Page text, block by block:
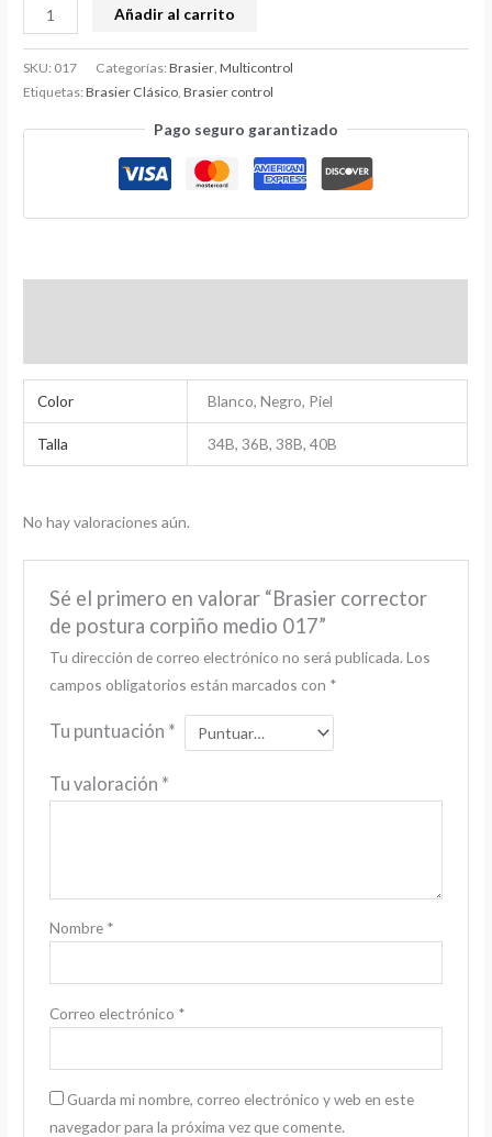
Añadir al carrito
SKU: 017 Categorías:Brasier,Multicontrol
Etiquetas:Brasier Clásico,Brasier control
Pago seguro garantizado
Color Blanco, Negro, Piel
Talla 34B, 36B, 38B, 40B
No hay valoraciones aún.
Sé el primero en valorar “Brasier corrector
de postura corpiño medio 017”
Tu dirección de correo electrónico no será publicada. Los
campos obligatorios están marcados con *
Tu puntuación *
Tu valoración *
Nombre *
Correo electrónico *
Guarda mi nombre, correo electrónico y web en este
navegador para la próxima vez que comente.